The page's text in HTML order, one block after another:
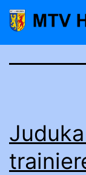
Zum
Inhalt
Herzberg